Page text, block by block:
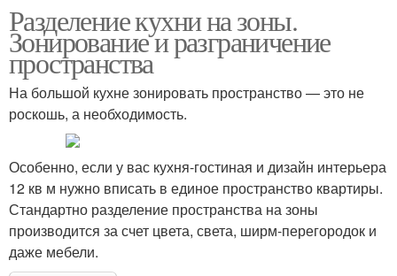
Разделение кухни на зоны.
Зонирование и разграничение
пространства
На большой кухне зонировать пространство — это не
роскошь, а необходимость.
Особенно, если у вас кухня-гостиная и дизайн интерьера
12 кв м нужно вписать в единое пространство квартиры.
Стандартно разделение пространства на зоны
производится за счет цвета, света, ширм-перегородок и
даже мебели.